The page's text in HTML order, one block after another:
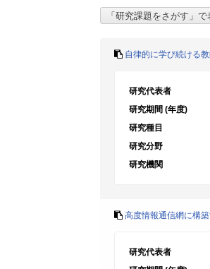
自律的に学び続ける
研究代表者
研究期間 (年度)
研究種目
研究分野
研究機関
高度情報通信網に構
研究代表者